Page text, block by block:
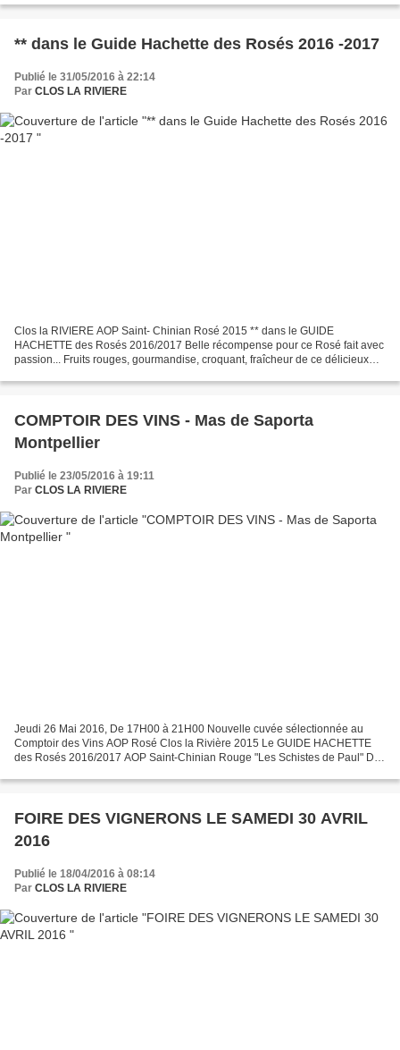
** dans le Guide Hachette des Rosés 2016 -2017
Publié le 31/05/2016 à 22:14
Par CLOS LA RIVIERE
Clos la RIVIERE AOP Saint- Chinian Rosé 2015 ** dans le GUIDE
HACHETTE des Rosés 2016/2017 Belle récompense pour ce Rosé fait avec
passion... Fruits rouges, gourmandise, croquant, fraîcheur de ce délicieux
COMPTOIR DES VINS - Mas de Saporta
Montpellier
Publié le 23/05/2016 à 19:11
Par CLOS LA RIVIERE
Jeudi 26 Mai 2016, De 17H00 à 21H00 Nouvelle cuvée sélectionnée au
Comptoir des Vins AOP Rosé Clos la Rivière 2015 Le GUIDE HACHETTE
des Rosés 2016/2017 AOP Saint-Chinian Rouge "Les Schistes de Paul" Du
FOIRE DES VIGNERONS LE SAMEDI 30 AVRIL
2016
Publié le 18/04/2016 à 08:14
Par CLOS LA RIVIERE